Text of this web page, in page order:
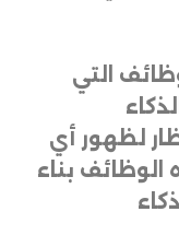
التي
لظهور أي
بناء